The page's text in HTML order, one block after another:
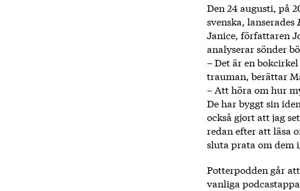
Den 24 augusti, på
svenska, lanserades
Janice, författaren
analyserar sönder
– Det är en
trauman, berättar
– Att höra om hur
De har byggt sin
också gjort att jag
redan efter att läsa
sluta prata om dem
Potterpodden går
vanliga